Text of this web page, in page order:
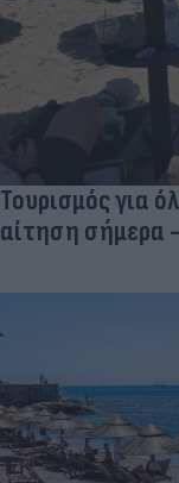
Τουρισμός για
αίτηση σήμερα